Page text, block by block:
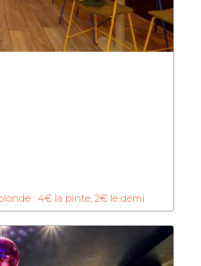
: 4€ la pinte, 2€ le demi